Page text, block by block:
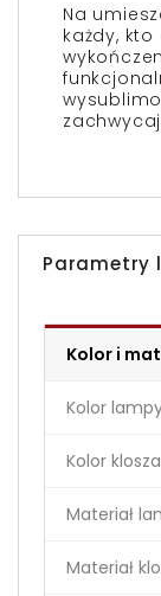
Na
każdy,
Parametry
Kolor i
Kolor
Kolor
Materiał
Materiał